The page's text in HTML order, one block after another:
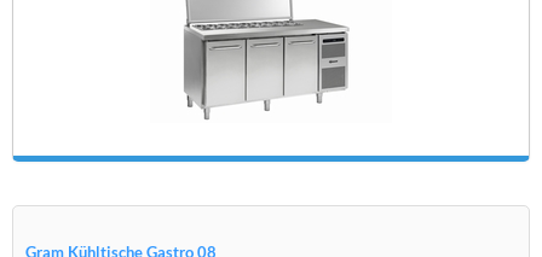
Gram Kühltische Gastro 08